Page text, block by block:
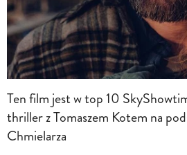
Ten film jest w top 10
thriller z Tomaszem Kotem na
Chmielarza